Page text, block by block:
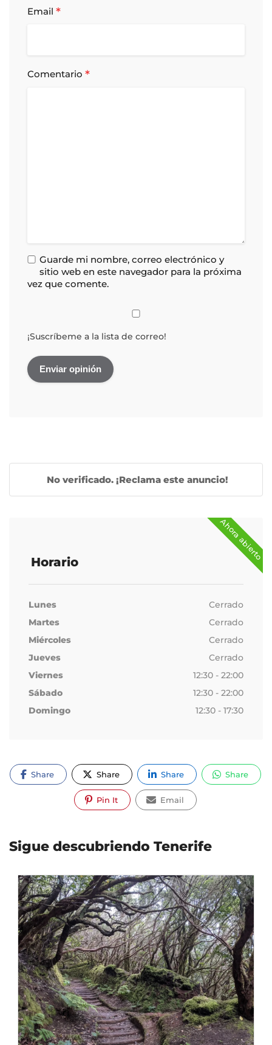
Email *
Comentario *
Guarde mi nombre, correo electrónico y
sitio web en este navegador para la próxima
vez que comente.
¡Suscríbeme a la lista de correo!
No verificado. ¡Reclama este anuncio!
Ahora abierto
Horario
Lunes
Cerrado
Martes
Cerrado
Miércoles
Cerrado
Jueves
Cerrado
Viernes
12:30 - 22:00
Sábado
12:30 - 22:00
Domingo
12:30 - 17:30
Share Share Share Share
Pin It Email
Sigue descubriendo Tenerife